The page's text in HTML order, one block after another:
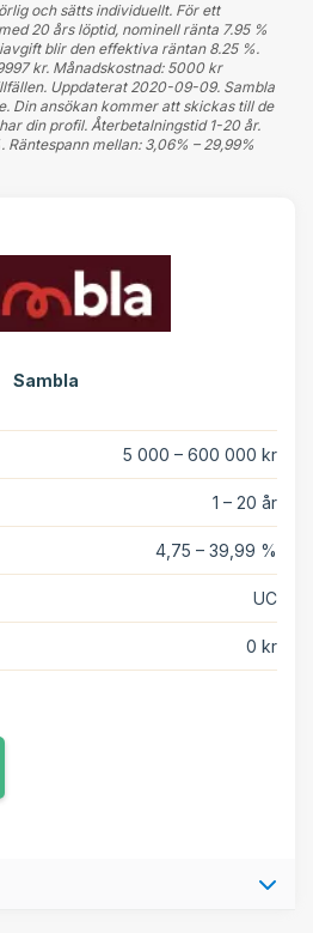
och sätts individuellt. För ett
20 års löptid, nominell ränta 7.95 %
blir den effektiva räntan 8.25 %.
kr. Månadskostnad: 5000 kr
Uppdaterat 2020-09-09. Sambla
Din ansökan kommer att skickas till de
din profil. Återbetalningstid 1-20 år.
mellan: 3,06% – 29,99%
Sambla
5 000 – 600 000 kr
1 – 20 år
4,75 – 39,99 %
UC
0 kr